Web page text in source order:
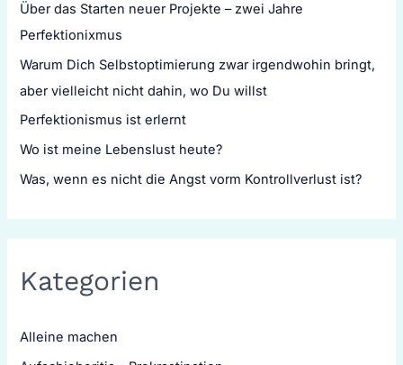
Über das Starten neuer Projekte – zwei Jahre
Perfektionixmus
Warum Dich Selbstoptimierung zwar irgendwohin bringt,
aber vielleicht nicht dahin, wo Du willst
Perfektionismus ist erlernt
Wo ist meine Lebenslust heute?
Was, wenn es nicht die Angst vorm Kontrollverlust ist?
Kategorien
Alleine machen